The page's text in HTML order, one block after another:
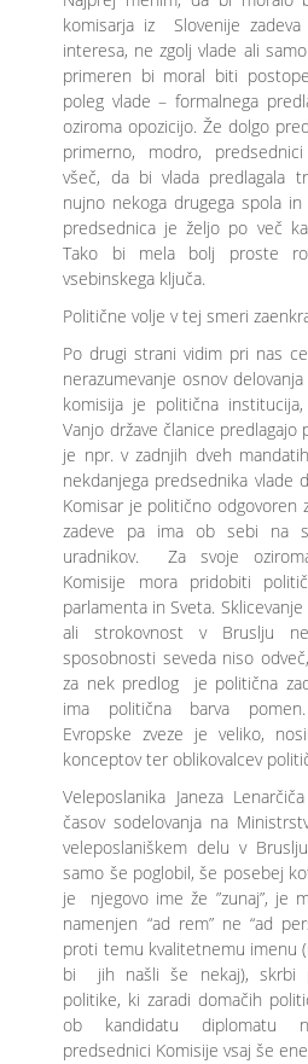
komisarja iz Slovenije
interesa, ne zgolj vlade ali
primeren bi moral biti
poleg vlade – formalnega
oziroma opozicijo. Že dolgo
primerno, modro,
všeč, da bi vlada predlagala
nujno nekoga drugega spola
predsednica je željo po več
Tako bi mela bolj proste
vsebinskega ključa.
Politične volje v tej smeri
Po drugi strani vidim pri nas
nerazumevanje osnov
komisija je politična
Vanjo države članice predlagajo
je npr. v zadnjih dveh
nekdanjega predsednika vlade
Komisar je politično odgovoren
zadeve pa ima ob sebi na
uradnikov. Za svoje
Komisije mora pridobiti
parlamenta in Sveta.
ali strokovnost v Bruslju
sposobnosti seveda niso
za nek predlog je politična
ima politična barva pomen.
Evropske zveze je veliko,
konceptov ter oblikovalcev
Veleposlanika Janeza
časov sodelovanja na
veleposlaniškem delu v
samo še poglobil, še posebej
je njegovo ime že ”zunaj”, je
namenjen “ad rem” ne “ad
proti temu kvalitetnemu imenu
bi jih našli še nekaj), skrbi
politike, ki zaradi domačih
ob kandidatu diplomatu
predsednici Komisije vsaj še